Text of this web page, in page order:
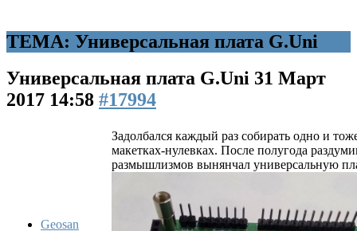
ТЕМА: Универсальная плата G.Uni
Универсальная плата G.Uni 31 Март
2017 14:58 #17994
Geosan
Задолбался каждый раз собирать одно и
макетках-нулевках. После полугода
размышлизмов вынянчал универсальную